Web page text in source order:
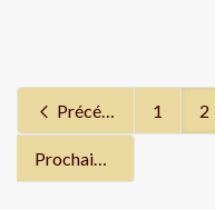
Précédent 1 2
Prochain